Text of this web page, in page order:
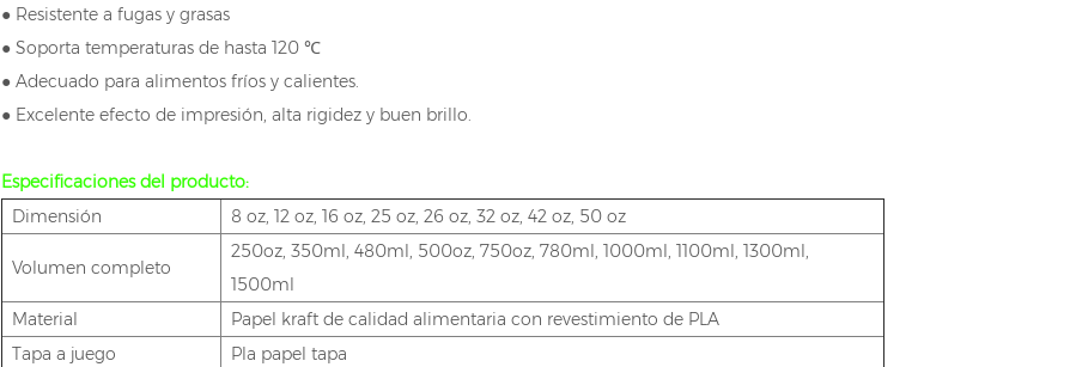
● Resistente a fugas y grasas
● Soporta temperaturas de hasta 120 ℃
● Adecuado para alimentos fríos y calientes.
● Excelente efecto de impresión, alta rigidez y buen brillo.
Especificaciones del producto:
Dimensión
8 oz, 12 oz, 16 oz, 25 oz, 26 oz, 32 oz, 42 oz, 50 oz
Volumen completo
250oz, 350ml, 480ml, 500oz, 750oz, 780ml, 1000ml, 1100ml, 1300ml,
1500ml
Material
Papel kraft de calidad alimentaria con revestimiento de PLA
Tapa a juego
Pla papel tapa